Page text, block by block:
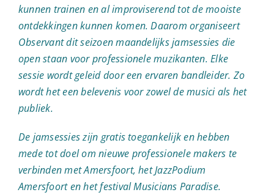
kunnen trainen en al improviserend tot de mooiste
ontdekkingen kunnen komen. Daarom organiseert
Observant dit seizoen maandelijks jamsessies die
open staan voor professionele muzikanten. Elke
sessie wordt geleid door een ervaren bandleider. Zo
wordt het een belevenis voor zowel de musici als het
publiek.
De jamsessies zijn gratis toegankelijk en hebben
mede tot doel om nieuwe professionele makers te
verbinden met Amersfoort, het JazzPodium
Amersfoort en het festival Musicians Paradise.